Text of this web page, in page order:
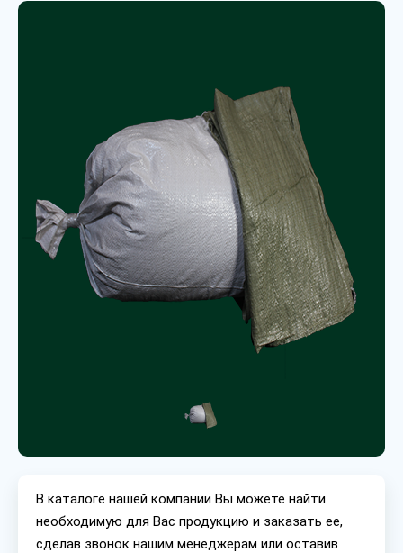
В каталоге нашей компании Вы можете найти
необходимую для Вас продукцию и заказать ее,
сделав звонок нашим менеджерам или оставив